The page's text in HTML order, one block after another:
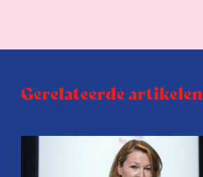
Gerelateerde artikelen